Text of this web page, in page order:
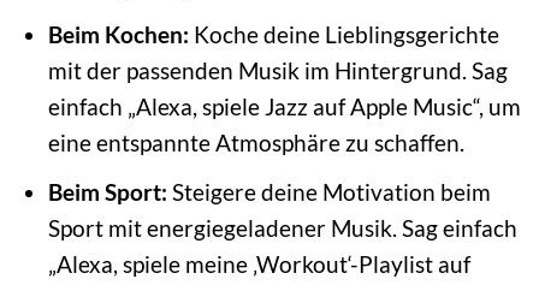
Beim Kochen: Koche deine Lieblingsgerichte
mit der passenden Musik im Hintergrund. Sag
einfach „Alexa, spiele Jazz auf Apple Music“, um
eine entspannte Atmosphäre zu schaffen.
Beim Sport: Steigere deine Motivation beim
Sport mit energiegeladener Musik. Sag einfach
„Alexa, spiele meine ‚Workout‘-Playlist auf